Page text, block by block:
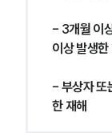
- 3개월 이
이상 발생한
- 부상자 또
한 재해